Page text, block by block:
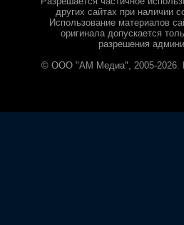
других сайтах при наличии
Использование материалов
оригинала допускается
разрешения
© ООО "АМ Медиа", 2005-2026.